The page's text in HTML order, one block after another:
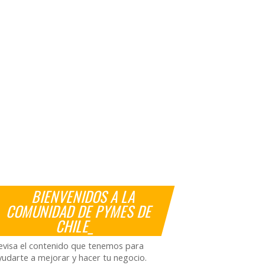
BIENVENIDOS A LA
COMUNIDAD DE PYMES DE
CHILE_
el contenido que tenemos para
a mejorar y hacer tu negocio.